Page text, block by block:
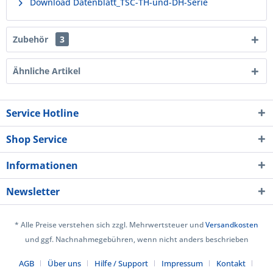
Zubehör 3
Ähnliche Artikel
Service Hotline
Shop Service
Informationen
Newsletter
* Alle Preise verstehen sich zzgl. Mehrwertsteuer undVersandkosten
und ggf. Nachnahmegebühren, wenn nicht anders beschrieben
AGB Über uns Hilfe / Support Impressum
Kontakt